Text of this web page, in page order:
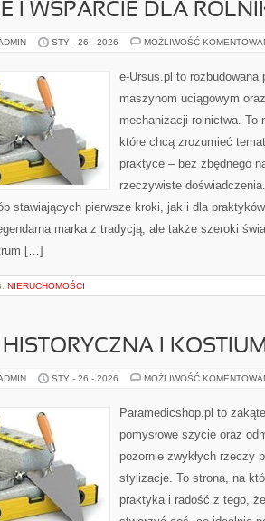
I WSPARCIE DLA
STY - 26 - 2026 MOŻLIWOŚĆ
e-Ursus.pl to rozbudowana
maszynom uciągowym
mechanizacji rolnictwa. To
które chcą zrozumieć
praktyce – bez zbędnego
rzeczywiste
stawiających pierwsze kroki, jak i dla
marka z tradycją, ale także szeroki
[…]
NIERUCHOMOŚCI
I
STY - 26 - 2026 MOŻLIWOŚĆ
Paramedicshop.pl to
pomysłowe szycie oraz
pozornie zwykłych rzeczy
stylizacje. To strona, na
praktyka i radość z tego,